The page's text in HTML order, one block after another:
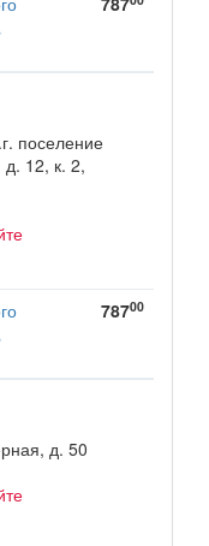
поселение
д. 12, к. 2,
78700
д. 50